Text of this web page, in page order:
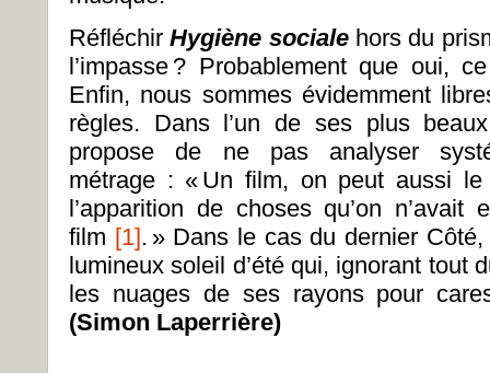
RéfléchirHygiène sociale hors du
l’impasse ? Probablement que oui,
Enfin, nous sommes évidemment
règles. Dans l’un de ses plus
propose de ne pas analyser
métrage : « Un film, on peut aussi
l’apparition de choses qu’on
film [1]. » Dans le cas du dernier Côté,
lumineux soleil d’été qui, ignorant tout
les nuages de ses rayons pour
(Simon Laperrière)